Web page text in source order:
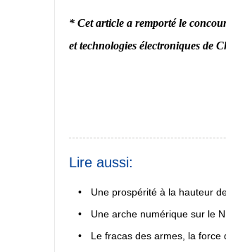
* Cet article a remporté le
et technologies électroniques de
Lire aussi:
•
Une prospérité à la hauteur
•
Une arche numérique sur le
•
Le fracas des armes, la force